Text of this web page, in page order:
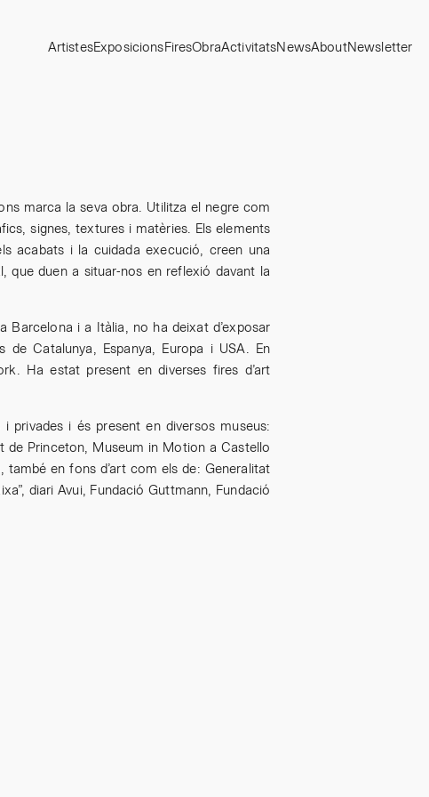
ArtistesExposicions FiresObraActivitatsNewsAboutNewsletter
marca la seva obra. Utilitza el negre com
signes, textures i matèries. Els elements
acabats i la cuidada execució, creen una
que duen a situar-nos en reflexió davant la
Barcelona i a Itàlia, no ha deixat d’exposar
de Catalunya, Espanya, Europa i USA. En
Ha estat present en diverses fires d’art
privades i és present en diversos museus:
de Princeton, Museum in Motion a Castello
també en fons d’art com els de: Generalitat
diari Avui, Fundació Guttmann, Fundació